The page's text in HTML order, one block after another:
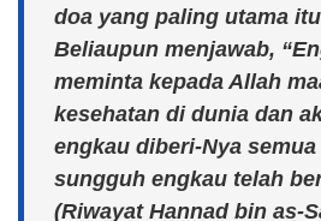
doa yang paling utama
Beliaupun menjawab,
meminta kepada Allah
kesehatan di dunia dan
engkau diberi-Nya
sungguh engkau telah
(Riwayat Hannad bin as-